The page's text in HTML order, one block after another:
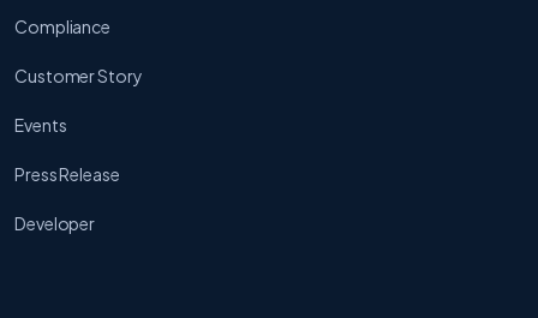
Compliance
Customer Story
Events
Press Release
Developer